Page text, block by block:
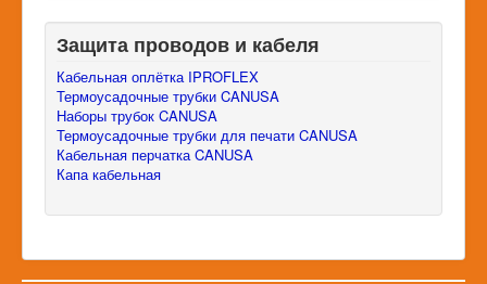
Защита проводов и кабеля
Кабельная оплётка IPROFLEX
Термоусадочные трубки CANUSA
Наборы трубок CANUSA
Термоусадочные трубки для печати CANUSA
Кабельная перчатка CANUSA
Капа кабельная